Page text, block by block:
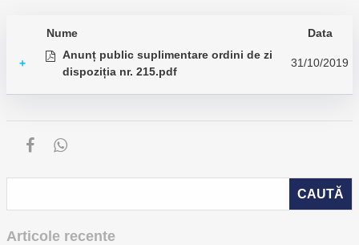
Nume Data
+
Anunț public suplimentare ordini de zi
dispoziția nr. 215.pdf
31/10/2019
Articole recente